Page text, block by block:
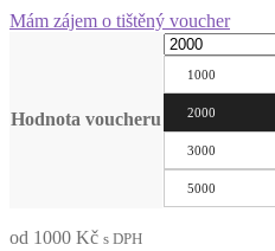
Mám zájem o tištěný voucher
Hodnota voucheru
1000
2000
3000
5000
od 1000 Kč s DPH